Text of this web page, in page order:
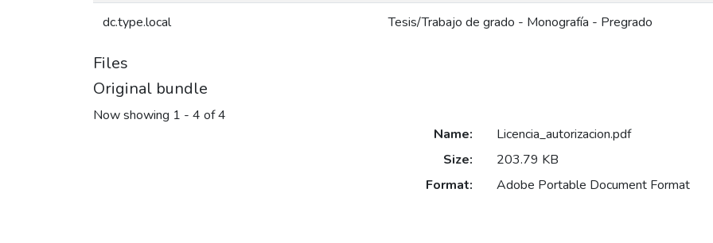
dc.type.local Tesis/Trabajo de grado - Monografía - Pregrado
Files
Original bundle
Now showing 1 - 4 of 4
Name:
Licencia_autorizacion.pdf
Size:
203.79 KB
Format:
Adobe Portable Document Format